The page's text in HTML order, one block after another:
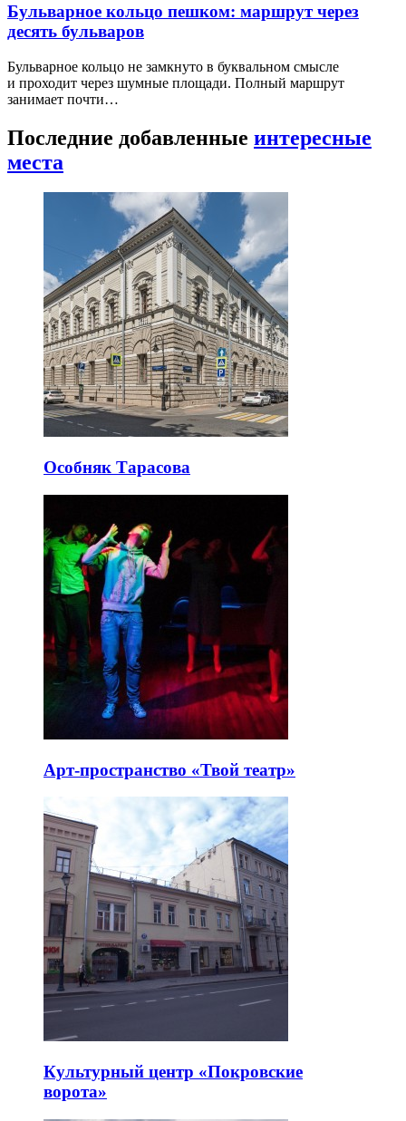
Бульварное кольцо пешком: маршрут через
десять бульваров
Бульварное кольцо не замкнуто в буквальном смысле
и проходит через шумные площади. Полный маршрут
занимает почти…
Последние добавленные интересные
места
Особняк Тарасова
Арт-пространство «Твой театр»
Культурный центр «Покровские
ворота»